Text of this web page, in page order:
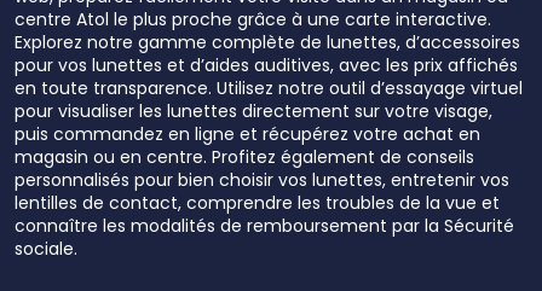
centre Atol le plus proche grâce à une carte interactive.
Explorez notre gamme complète de lunettes, d’accessoires
pour vos lunettes et d’aides auditives, avec les prix affichés
en toute transparence. Utilisez notre outil d’essayage virtuel
pour visualiser les lunettes directement sur votre visage,
puis commandez en ligne et récupérez votre achat en
magasin ou en centre. Profitez également de conseils
personnalisés pour bien choisir vos lunettes, entretenir vos
lentilles de contact, comprendre les troubles de la vue et
connaître les modalités de remboursement par la Sécurité
sociale.